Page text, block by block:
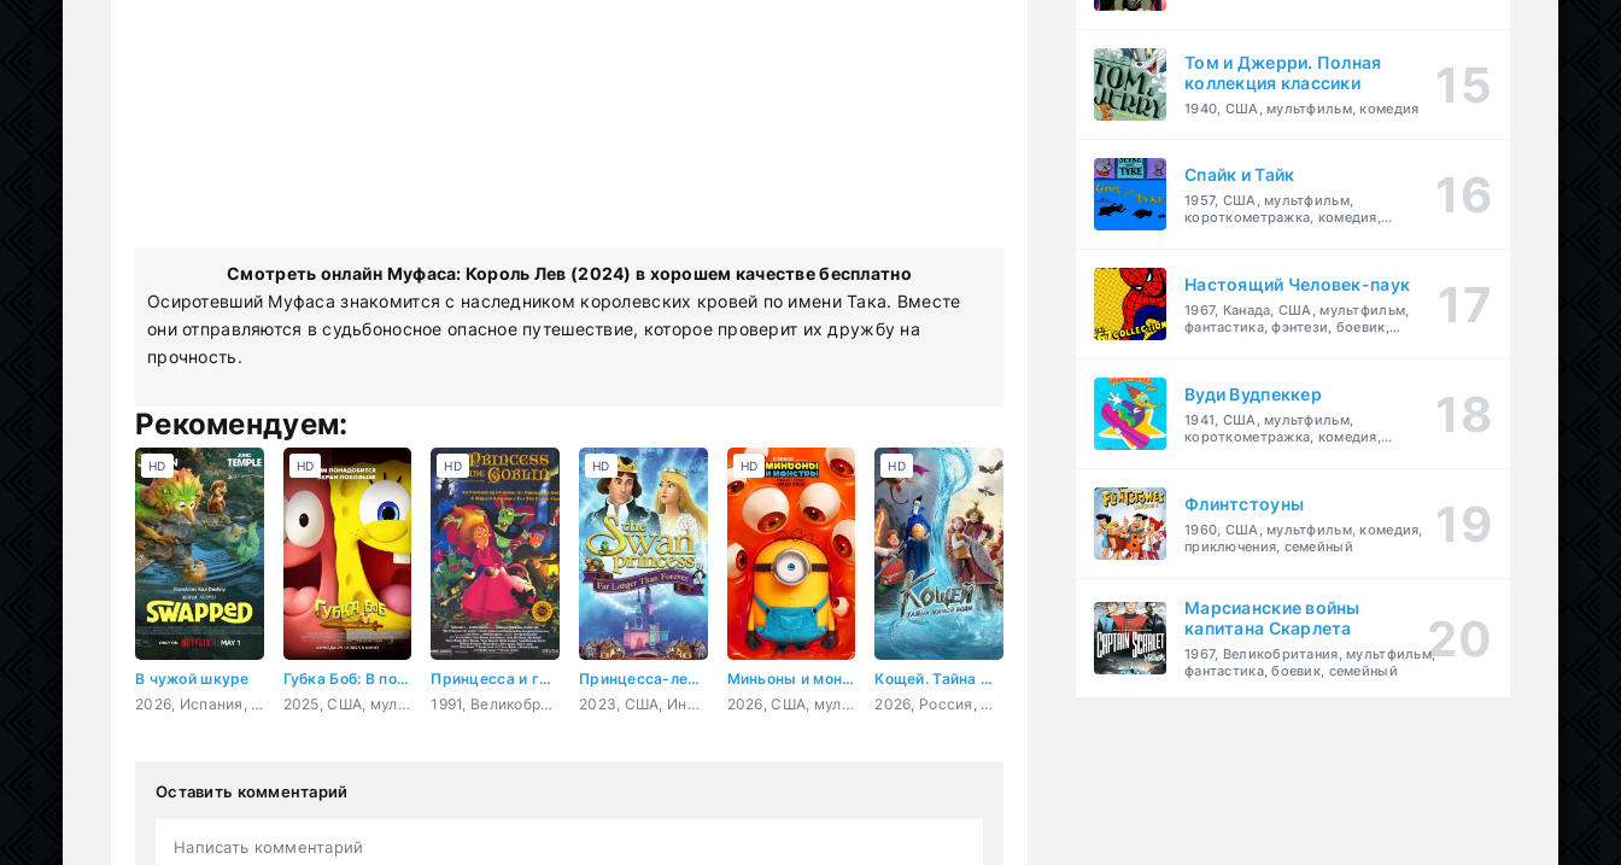
Смотреть онлайн Муфаса: Король Лев (2024) в хорошем качестве бесплатно
Осиротевший Муфаса знакомится с наследником королевских кровей по имени Така. Вместе
они отправляются в судьбоносное опасное путешествие, которое проверит их дружбу на
прочность.
Рекомендуем:
В чужой шкуре
2026, Испания, США, мультфильм, фэнтези, комедия, приключения, семейный
HD
Губка Боб: В поисках квадратных штанов
2025, США, мультфильм, фэнтези, комедия, приключения, семейный
HD
Принцесса и гоблин
1991, Великобритания, Венгрия, Япония, США, Дания, мультфильм, мюзикл, ужасы, фэнтези, мелодрама, комедия, приключения, семейный
HD
Принцесса-лебедь: Дольше, чем вечность
2023, США, Индия, Корея Южная, мультфильм, семейный
HD
Миньоны и монстры
2026, США, мультфильм, фантастика, комедия, приключения, семейный
HD
Кощей. Тайна живой воды
2026, Россия, мультфильм, приключения, комедия, фэнтези
HD
Оставить комментарий
Написать комментарий
Том и Джерри. Полная
коллекция классики
1940, США, мультфильм, комедия
Спайк и Тайк
1957, США, мультфильм,
короткометражка, комедия,
Настоящий Человек-паук
1967, Канада, США, мультфильм,
фантастика, фэнтези, боевик,
Вуди Вудпеккер
1941, США, мультфильм,
короткометражка, комедия,
Флинтстоуны
1960, США, мультфильм, комедия,
приключения, семейный
Марсианские войны
капитана Скарлета
1967, Великобритания, мультфильм,
фантастика, боевик, семейный